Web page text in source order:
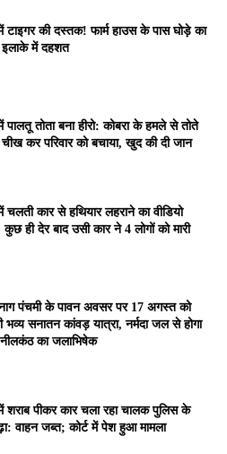
टाइगर की दस्तक! फार्म हाउस के पास घोड़े का
इलाके में दहशत
पालतू तोता बना हीरो: कोबरा के हमले से तोते
कर परिवार को बचाया, खुद की दी जान
चलती कार से हथियार लहराने का वीडियो
ही देर बाद उसी कार ने 4 लोगों को मारी
पंचमी के पावन अवसर पर 17 अगस्त को
भव्य सनातन कांवड़ यात्रा, नर्मदा जल से होगा
का जलाभिषेक
शराब पीकर कार चला रहा चालक पुलिस के
वाहन जब्त; कोर्ट में पेश हुआ मामला